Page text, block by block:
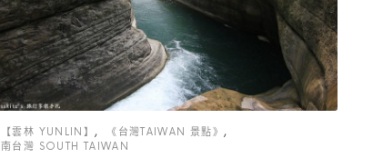
【雲林 YUNLIN】
《台灣TAIWAN 景點》
南台灣 SOUTH TAIWAN